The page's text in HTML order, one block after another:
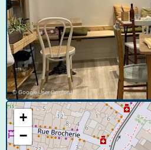
© Google User Content
+
−